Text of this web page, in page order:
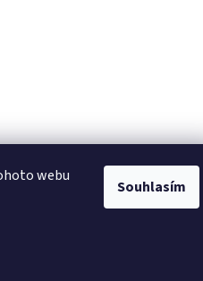
webu
Souhlasím